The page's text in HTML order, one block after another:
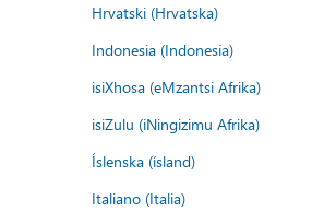
Hrvatski (Hrvatska)
Indonesia (Indonesia)
isiXhosa (eMzantsi Afrika)
isiZulu (iNingizimu Afrika)
Íslenska (ísland)
Italiano (Italia)